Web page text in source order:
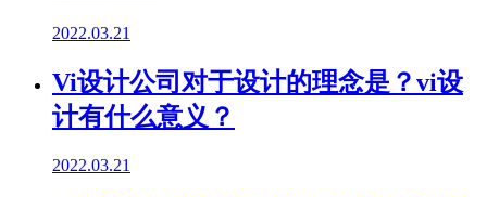
2022.03.21
Vi设计公司对于设计的理念是？vi设
计有什么意义？
2022.03.21